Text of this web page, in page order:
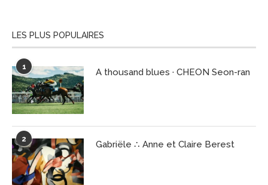
LES PLUS POPULAIRES
1 A thousand blues · CHEON Seon-ran
2 Gabriële ∴ Anne et Claire Berest